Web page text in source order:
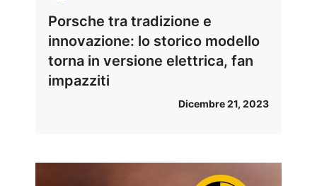
Porsche tra tradizione e
innovazione: lo storico modello
torna in versione elettrica, fan
impazziti
Dicembre 21, 2023